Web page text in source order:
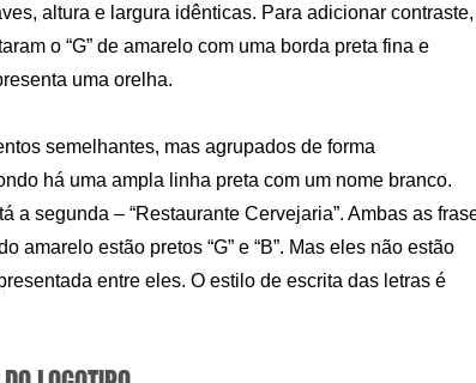
altura e largura idênticas. Para adicionar contraste,
o “G” de amarelo com uma borda preta fina e
uma orelha.
semelhantes, mas agrupados de forma
há uma ampla linha preta com um nome branco.
a segunda – “Restaurante Cervejaria”. Ambas as
estão pretos “G” e “B”. Mas eles não estão
entre eles. O estilo de escrita das letras é